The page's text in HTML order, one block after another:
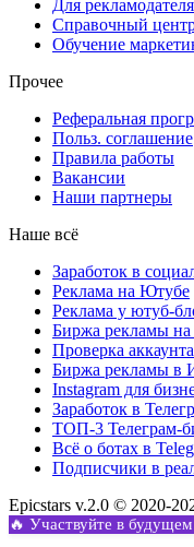
Для рекламодателя
Справочный
Обучение
Прочее
Реферальная
Польз. соглашение
Правила работы
Вакансии
Наши партнеры
Наше всё
Заработок в
Реклама на Ютубе
Реклама у ютуб-
Биржа рекламы
Проверка
Биржа рекламы в
Instagram для
Заработок в
ТОП-3 Телеграм-
Всё о ботах в
Подписчики в
Epicstars v.2.0 © 2020-
🔥 Участвуйте в